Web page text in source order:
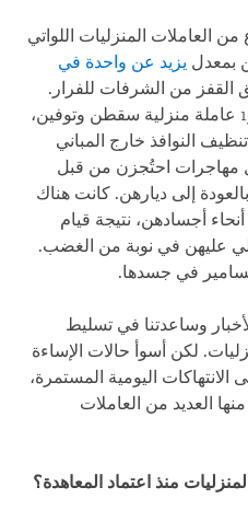
العاملات المنزليات اللواتي
بمعدل يزيد عن واحدة في
من الشرفات للفرار.
، وجدنا أن نحو 150 عاملة منزلية سقطن وتوفين،
النوافذ خارج المباني
مهاجرات احتُجزن من قبل
إلى ديارهن. كانت هناك
أجسادهن، نتيجة قيام
عليهن في نوبة من الغضب.
في جسدها.
وساعدتنا في تسليط
لكن أسوأ حالات الإساءة
الانتهاكات اليومية المستمرة،
العديد من العاملات
منذ اعتماد المعاهدة؟